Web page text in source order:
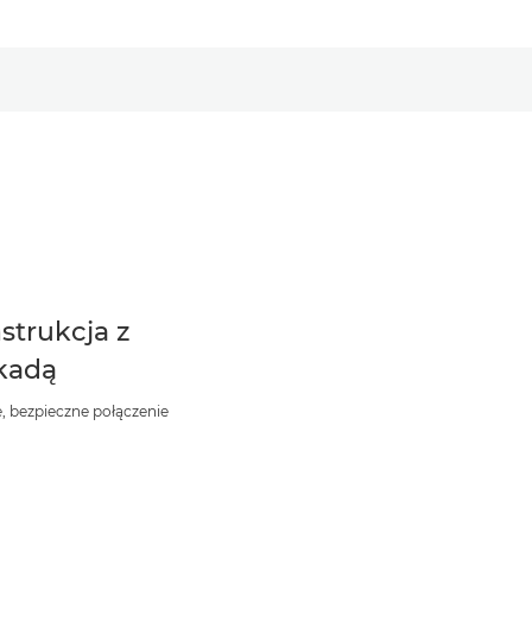
z
bezpieczne połączenie